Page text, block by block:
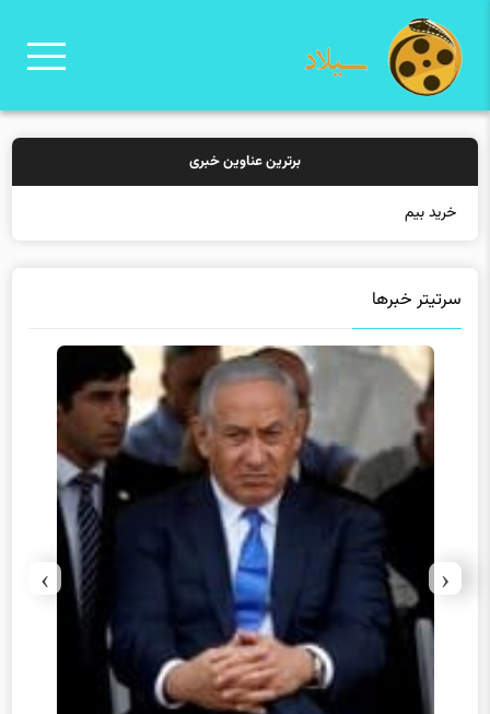
برترین عناوین خبری
خرید بیمه: سنتی یا آنلاین
سرتیتر خبرها
‹
›